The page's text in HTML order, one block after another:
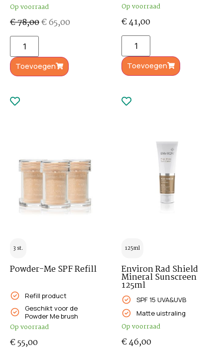
Op voorraad
€78,00€65,00
Toevoegen
Op voorraad
€41,00
Toevoegen
3 st.
Powder-Me SPF Refill
Refill product
Geschikt voor de
Powder Me brush
Op voorraad
€55,00
125ml
Environ Rad Shield
Mineral Sunscreen
125ml
SPF 15 UVA&UVB
Matte uistraling
Op voorraad
€46,00